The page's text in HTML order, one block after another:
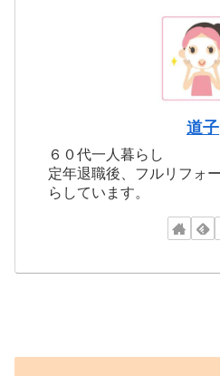
道子
６０代一人暮らし
定年退職後、フルリフォ
らしています。